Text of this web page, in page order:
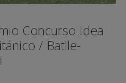
Concurso Idea
/ Batlle-